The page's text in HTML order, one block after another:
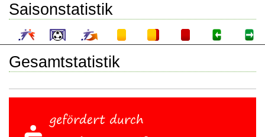
Saisonstatistik
Gesamtstatistik